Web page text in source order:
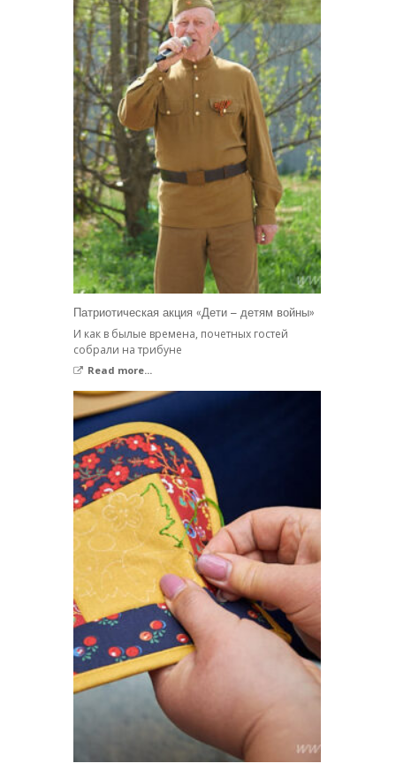
Патриотическая акция «Дети – детям войны»
И как в былые времена, почетных гостей
собрали на трибуне
Read more...